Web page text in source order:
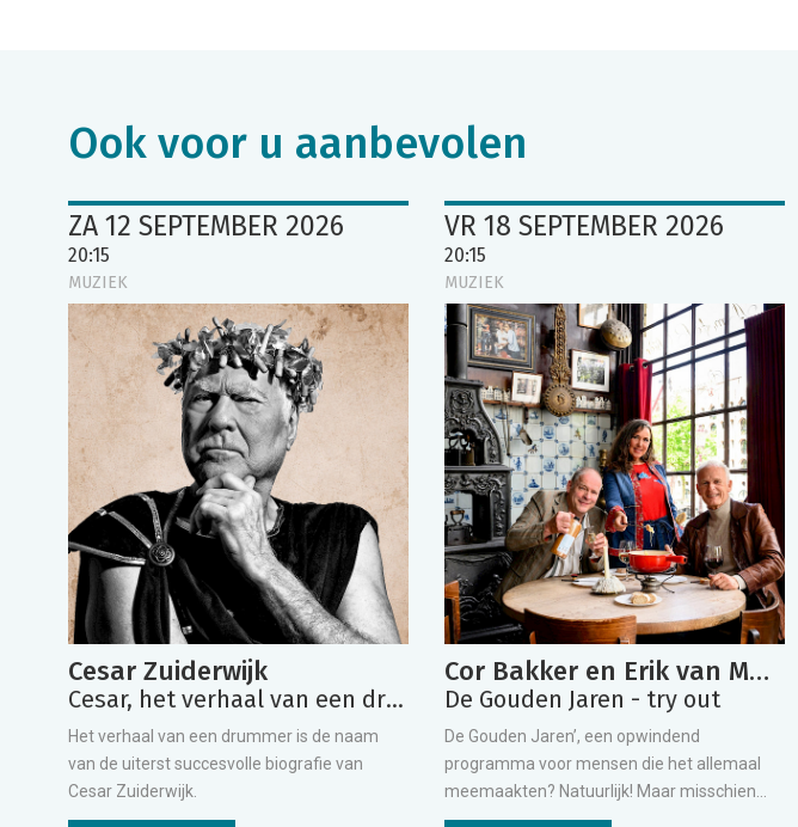
Ook voor u aanbevolen
ZA 12 SEPTEMBER 2026
20:15
MUZIEK
Cesar Zuiderwijk
Cesar, het verhaal van een drummer
Het verhaal van een drummer is de naam
van de uiterst succesvolle biografie van
Cesar Zuiderwijk.
VR 18 SEPTEMBER 2026
20:15
MUZIEK
Cor Bakker en Erik van Muiswinkel
De Gouden Jaren - try out
De Gouden Jaren’, een opwindend
programma voor mensen die het allemaal
meemaakten? Natuurlijk! Maar misschien...